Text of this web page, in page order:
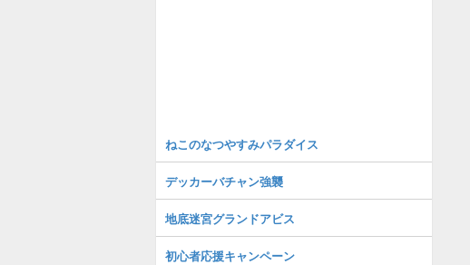
ねこのなつやすみパラダイス
デッカーバチャン強襲
地底迷宮グランドアビス
初心者応援キャンペーン